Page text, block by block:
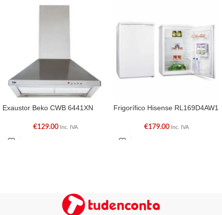
Exaustor Beko CWB 6441XN
€129.00 Inc. IVA
Frigorífico Hisense RL169D4AW1
€179.00 Inc. IVA